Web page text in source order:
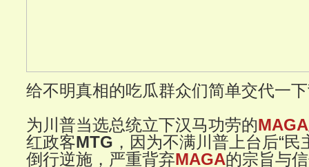
给不明真相的吃瓜群众们简单交代一
为川普当选总统立下汉马功劳的MAGA
红政客MTG ，因为不满川普上台后“
倒行逆施，严重背弃MAGA的宗旨与